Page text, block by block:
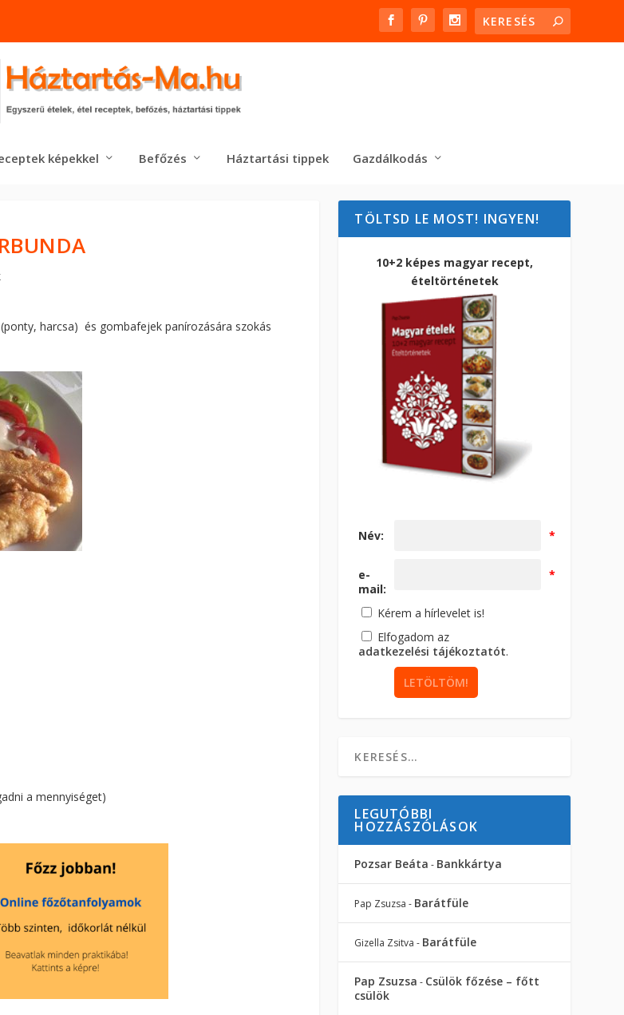
képekkel Befőzés Háztartási tippek Gazdálkodás
harcsa) és gombafejek panírozására szokás
a mennyiséget)
TÖLTSD LE MOST! INGYEN!
10+2 képes magyar recept,
ételtörténetek
Név: *
e-
mail:
*
Kérem a hírlevelet is!
Elfogadom az
adatkezelési tájékoztatót.
LEGUTÓBBI
HOZZÁSZÓLÁSOK
Pozsar Beáta - Bankkártya
Pap Zsuzsa - Barátfüle
Gizella Zsitva - Barátfüle
Pap Zsuzsa - Csülök főzése – főtt
csülök